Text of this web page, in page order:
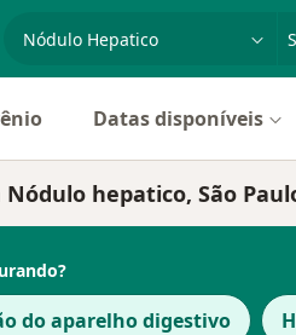
especialidade, doença ou nome
Datas disponíveis
hepatico, São
do aparelho digestivo